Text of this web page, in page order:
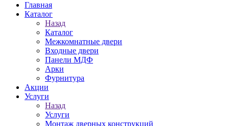
Главная
Каталог
Назад
Каталог
Межкомнатные двери
Входные двери
Панели МДФ
Арки
Фурнитура
Акции
Услуги
Назад
Услуги
Монтаж дверных конструкций